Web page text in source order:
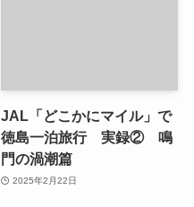
JAL「どこかにマイル」で
徳島一泊旅行 実録② 鳴
門の渦潮篇
2025年2月22日